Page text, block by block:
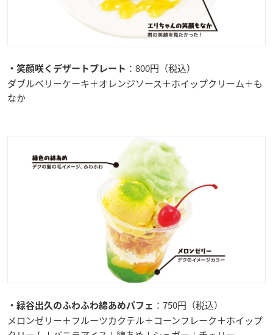
・笑顔咲くデザートプレート ：800円（税込）
ダブルベリーケーキ＋オレンジソース＋ホイップクリーム＋も
なか
・緑谷出久のふわふわ綿あめパフェ ：750円（税込）
メロンゼリー＋フルーツカクテル＋コーンフレーク＋ホイップ